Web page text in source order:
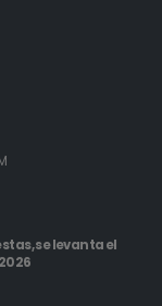
se levanta el